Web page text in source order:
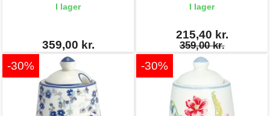
I lager
359,00 kr.
I lager
215,40 kr.
359,00 kr.
-30% -30%